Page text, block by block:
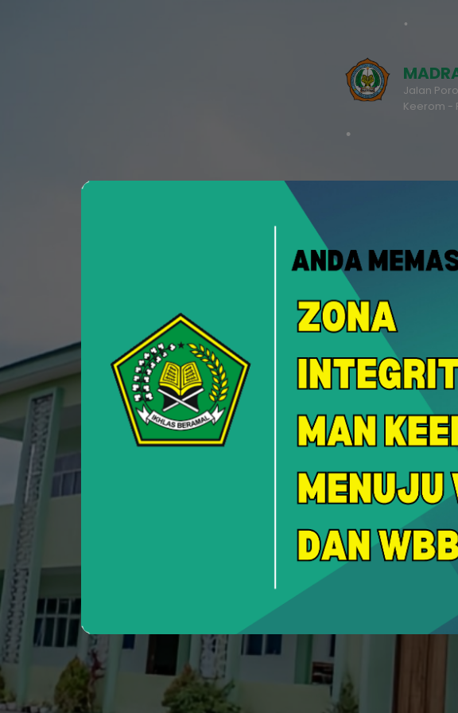
Jalan
Keerom -
PTSP
Pelayanan Terpadu Satu Pintu Rapor Digital
Customer Care
Layanan Pengaduan & Konsultasi